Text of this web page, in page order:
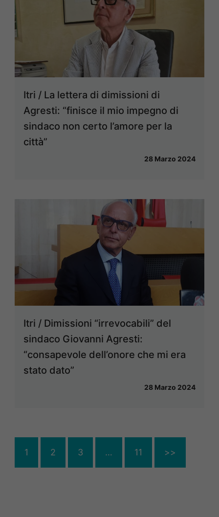
Itri / La lettera di dimissioni di
Agresti: “finisce il mio impegno di
sindaco non certo l’amore per la
città”
28 Marzo 2024
Itri / Dimissioni “irrevocabili” del
sindaco Giovanni Agresti:
“consapevole dell’onore che mi era
stato dato”
28 Marzo 2024
1 2 3 … 11 >>